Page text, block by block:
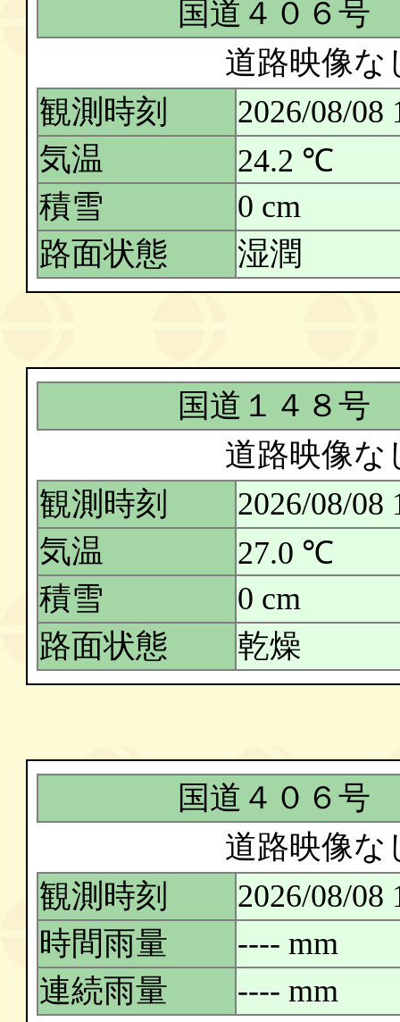
国道４０６号
道路映像な
観測時刻
2026/08/08
気温
24.2 ℃
積雪
0 cm
路面状態
湿潤
国道１４８号
道路映像な
観測時刻
2026/08/08
気温
27.0 ℃
積雪
0 cm
路面状態
乾燥
国道４０６号
道路映像な
観測時刻
2026/08/08
時間雨量
---- mm
連続雨量
---- mm